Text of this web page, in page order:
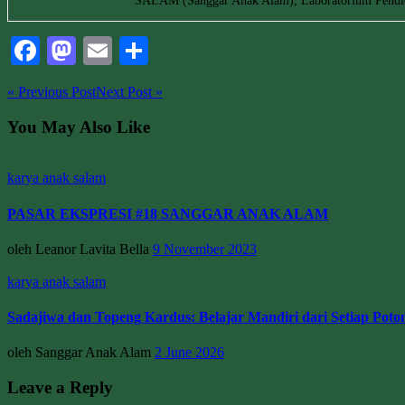
Facebook
Mastodon
Email
« Previous PostNext Post »
You May Also Like
karya anak salam
PASAR EKSPRESI #18 SANGGAR ANAK ALAM
oleh Leanor Lavita Bella 9 November 2023
karya anak salam
Sadajiwa dan Topeng Kardus: Belajar Mandiri dari Setiap
oleh Sanggar Anak Alam 2 June 2026
Leave a Reply